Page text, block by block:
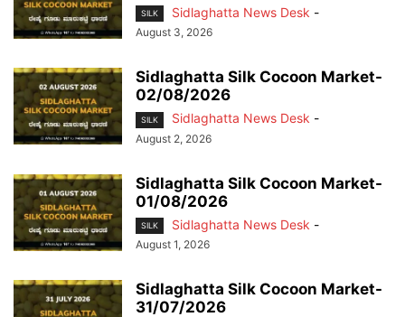
SILK Sidlaghatta News Desk -
August 3, 2026
Sidlaghatta Silk Cocoon Market-
02/08/2026
SILK Sidlaghatta News Desk -
August 2, 2026
Sidlaghatta Silk Cocoon Market-
01/08/2026
SILK Sidlaghatta News Desk -
August 1, 2026
Sidlaghatta Silk Cocoon Market-
31/07/2026